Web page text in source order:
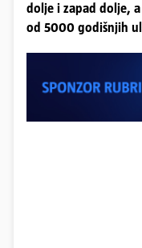
dolje i zapad dolje,
od 5000 godišnjih